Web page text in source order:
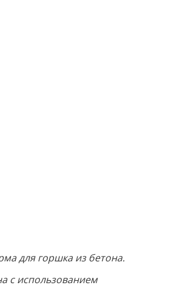
для горшка из бетона.
с использованием